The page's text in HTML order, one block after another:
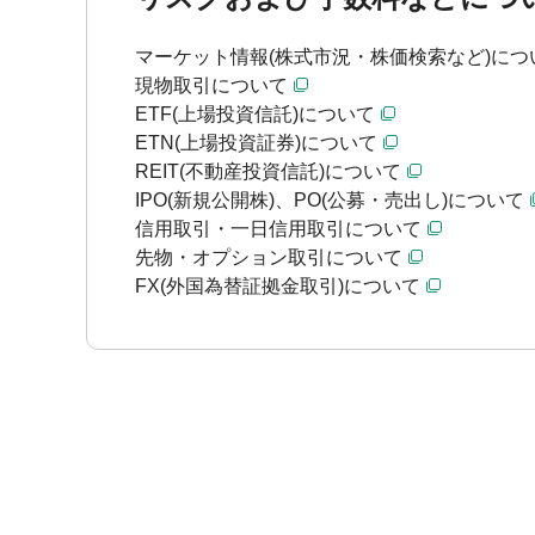
マーケット情報(株式市況・株価検索など)につ
現物取引について
ETF(上場投資信託)について
ETN(上場投資証券)について
REIT(不動産投資信託)について
IPO(新規公開株)、PO(公募・売出し)について
信用取引・一日信用取引について
先物・オプション取引について
FX(外国為替証拠金取引)について